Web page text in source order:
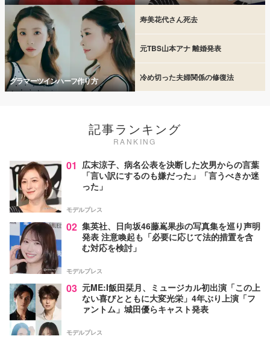
グラマーツインハーフ作り方
寿美花代さん死去
元TBS山本アナ 離婚発表
冷め切った夫婦関係の修復法
記事ランキング
RANKING
01 広末涼子、病名公表を決断した次男からの言葉
「言い訳にするのも嫌だった」「言うべきか迷
った」
モデルプレス
02 集英社、日向坂46藤嶌果歩の写真集を巡り声明
発表 注意喚起も「必要に応じて法的措置を含
む対応を検討」
モデルプレス
03 元ME:I飯田栞月、ミュージカル初出演「この上
ない喜びとともに大変光栄」4年ぶり上演「フ
ァントム」城田優らキャスト発表
モデルプレス